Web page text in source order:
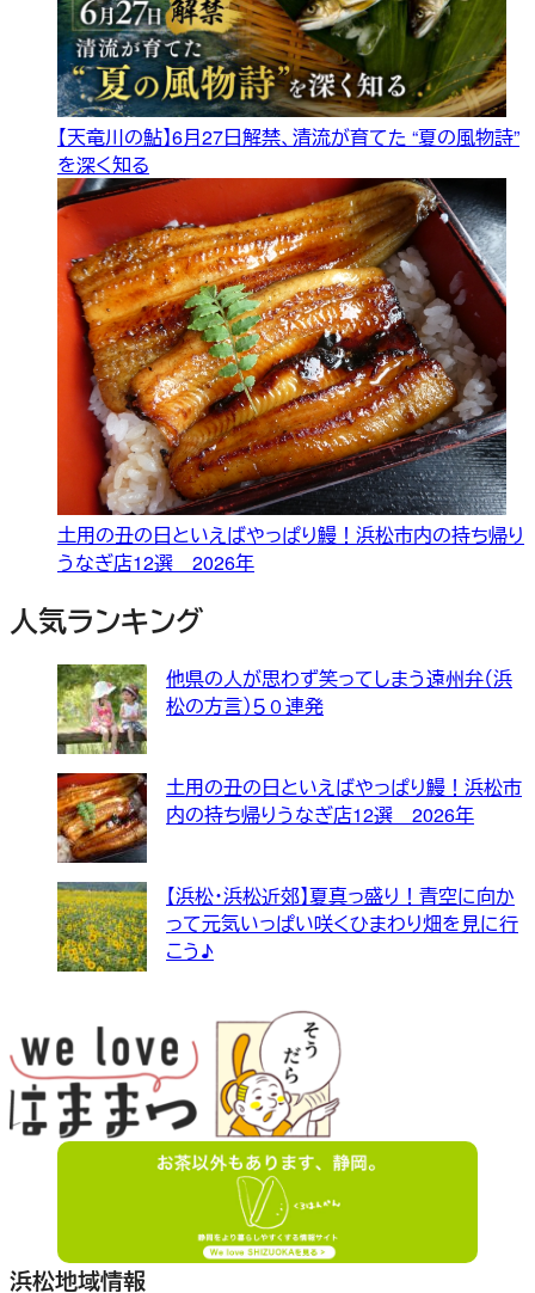
【天竜川の鮎】6月27日解禁、清流が育てた “夏の風物詩”
を深く知る
土用の丑の日といえばやっぱり鰻！浜松市内の持ち帰り
うなぎ店12選 2026年
人気ランキング
他県の人が思わず笑ってしまう遠州弁（浜
松の方言）５０連発
土用の丑の日といえばやっぱり鰻！浜松市
内の持ち帰りうなぎ店12選 2026年
【浜松・浜松近郊】夏真っ盛り！青空に向か
って元気いっぱい咲くひまわり畑を見に行
こう♪
浜松地域情報